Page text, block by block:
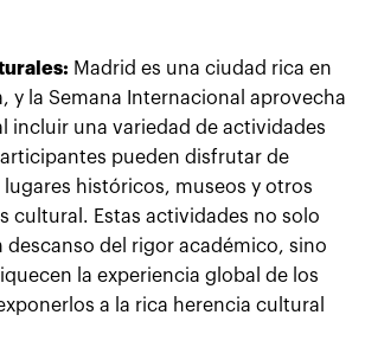
Madrid es una ciudad rica en
y la Semana Internacional aprovecha
incluir una variedad de actividades
pueden disfrutar de
lugares históricos, museos y otros
cultural. Estas actividades no solo
del rigor académico, sino
la experiencia global de los
a la rica herencia cultural